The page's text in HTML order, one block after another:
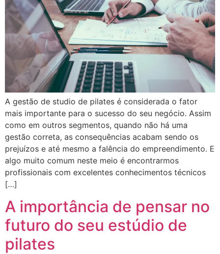
A gestão de studio de pilates é considerada o fator
mais importante para o sucesso do seu negócio. Assim
como em outros segmentos, quando não há uma
gestão correta, as consequências acabam sendo os
prejuízos e até mesmo a falência do empreendimento. E
algo muito comum neste meio é encontrarmos
profissionais com excelentes conhecimentos técnicos
[…]
A importância de pensar no
futuro do seu estúdio de
pilates